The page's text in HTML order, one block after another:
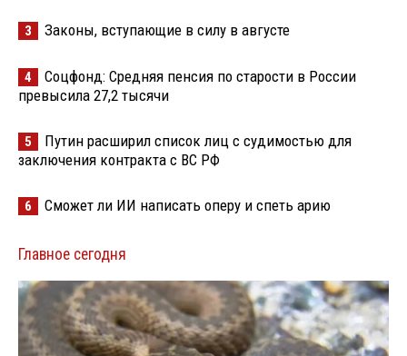
3 Законы, вступающие в силу в августе
4
Соцфонд: Средняя пенсия по старости в России
превысила 27,2 тысячи
5
Путин расширил список лиц с судимостью для
заключения контракта с ВС РФ
6 Сможет ли ИИ написать оперу и спеть арию
Главное сегодня